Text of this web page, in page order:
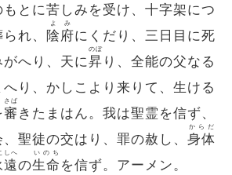
とに苦しみを受け、十字架につ
れ、 陰府
よみ
にくだり、三日目に死
がへり、天に昇
のぼ
り、全能の父なる
へり、かしこより来りて、生ける
審
さば
きたまはん。我は聖霊を信ず、
聖徒の交はり、罪の赦し、身体
からだ
遠
しへ
の生命
いのち
を信ず。 アーメン。